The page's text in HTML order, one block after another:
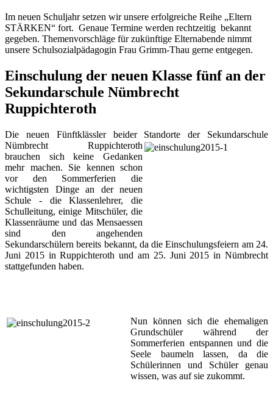
Im neuen Schuljahr setzen wir unsere erfolgreiche Reihe „Eltern
STÄRKEN“ fort. Genaue Termine werden rechtzeitig bekannt
gegeben. Themenvorschläge für zukünftige Elternabende nimmt
unsere Schulsozialpädagogin Frau Grimm-Thau gerne entgegen.
Einschulung der neuen Klasse fünf an der
Sekundarschule Nümbrecht
Ruppichteroth
Die neuen Fünftklässler beider Standorte der Sekundarschule
Nümbrecht Ruppichteroth
brauchen sich keine Gedanken
mehr machen. Sie kennen schon
vor den Sommerferien die
wichtigsten Dinge an der neuen
Schule - die Klassenlehrer, die
Schulleitung, einige Mitschüler, die
Klassenräume und das Mensaessen
sind den angehenden
Sekundarschülern bereits bekannt, da die Einschulungsfeiern am 24.
Juni 2015 in Ruppichteroth und am 25. Juni 2015 in Nümbrecht
stattgefunden haben.
Nun können sich die ehemaligen
Grundschüler während der
Sommerferien entspannen und die
Seele baumeln lassen, da die
Schülerinnen und Schüler genau
wissen, was auf sie zukommt.